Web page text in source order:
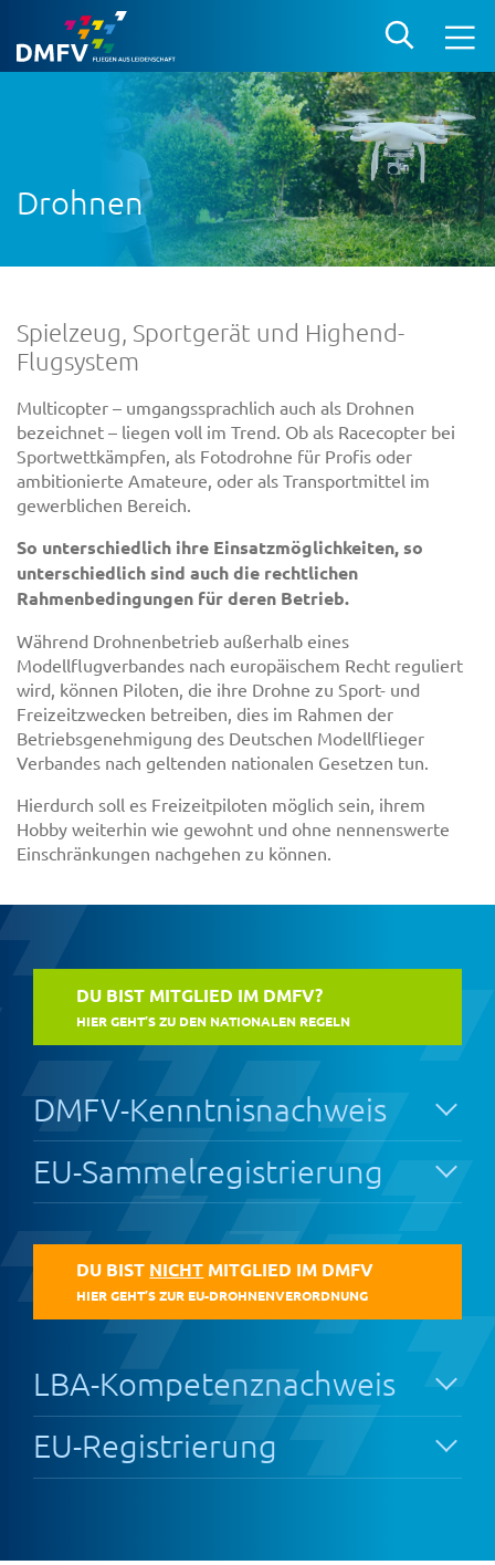
Drohnen
Spielzeug, Sportgerät und Highend-
Flugsystem
Multicopter – umgangssprachlich auch als Drohnen
bezeichnet – liegen voll im Trend. Ob als Racecopter bei
Sportwettkämpfen, als Fotodrohne für Profis oder
ambitionierte Amateure, oder als Transportmittel im
gewerblichen Bereich.
So unterschiedlich ihre Einsatzmöglichkeiten, so
unterschiedlich sind auch die rechtlichen
Rahmenbedingungen für deren Betrieb.
Während Drohnenbetrieb außerhalb eines
Modellflugverbandes nach europäischem Recht reguliert
wird, können Piloten, die ihre Drohne zu Sport- und
Freizeitzwecken betreiben, dies im Rahmen der
Betriebsgenehmigung des Deutschen Modellflieger
Verbandes nach geltenden nationalen Gesetzen tun.
Hierdurch soll es Freizeitpiloten möglich sein, ihrem
Hobby weiterhin wie gewohnt und ohne nennenswerte
Einschränkungen nachgehen zu können.
DU BIST MITGLIED IM DMFV?
HIER GEHT’S ZU DEN NATIONALEN REGELN
DMFV-Kenntnisnachweis
EU-Sammelregistrierung
DU BIST NICHT MITGLIED IM DMFV
HIER GEHT’S ZUR EU-DROHNENVERORDNUNG
LBA-Kompetenznachweis
EU-Registrierung